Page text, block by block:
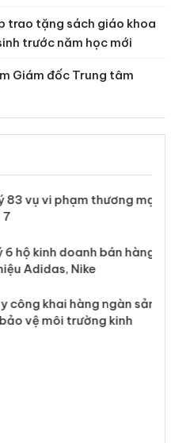
trao tặng sách giáo khoa
trước năm học mới
Giám đốc Trung tâm
83 vụ vi phạm thương
7
lý 6 hộ kinh doanh bán
nhãn hiệu Adidas, Nike